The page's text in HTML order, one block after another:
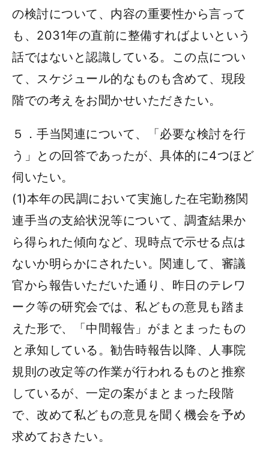
の検討について、内容の重要性から言って
も、2031年の直前に整備すればよいという
話ではないと認識している。この点につい
て、スケジュール的なものも含めて、現段
階での考えをお聞かせいただきたい。
５．手当関連について、「必要な検討を行
う」との回答であったが、具体的に4つほど
伺いたい。
(1)本年の民調において実施した在宅勤務関
連手当の支給状況等について、調査結果か
ら得られた傾向など、現時点で示せる点は
ないか明らかにされたい。関連して、審議
官から報告いただいた通り、昨日のテレワ
ーク等の研究会では、私どもの意見も踏ま
えた形で、「中間報告」がまとまったもの
と承知している。勧告時報告以降、人事院
規則の改定等の作業が行われるものと推察
しているが、一定の案がまとまった段階
で、改めて私どもの意見を聞く機会を予め
求めておきたい。